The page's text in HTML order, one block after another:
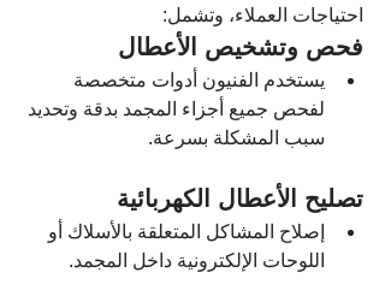
احتياجات العملاء، وتشمل:
فحص وتشخيص الأعطال
يستخدم الفنيون أدوات متخصصة
لفحص جميع أجزاء المجمد بدقة وتحديد
سبب المشكلة بسرعة.
تصليح الأعطال الكهربائية
إصلاح المشاكل المتعلقة بالأسلاك أو
اللوحات الإلكترونية داخل المجمد.